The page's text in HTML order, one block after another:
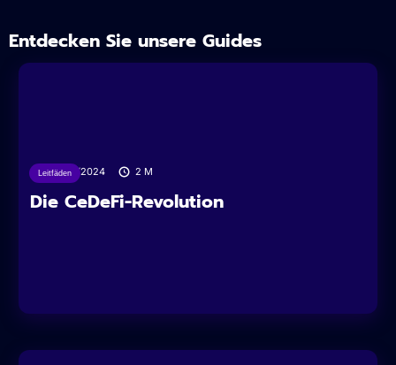
Entdecken Sie unsere Guides
Leitfäden
05/07/2024 2 M
Die CeDeFi-Revolution